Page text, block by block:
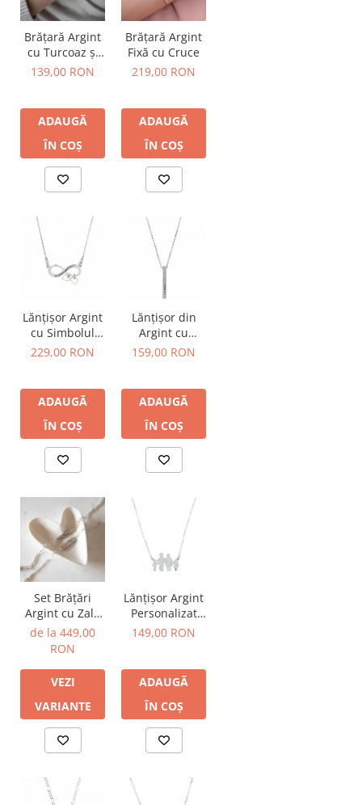
Bănuț Moț Personalizat
Seturi Brățări Personalizate
Seturi Lănțișoare Personalizate
Cadouri Corporate
Cercei Argint
Coliere Argint
Seturi Argint
Accesorii
Portofele
CARD CADOU
Brățară Argint
cu Turcoaz și
Fluturaș
139,00 RON
ADAUGĂ
ÎN COȘ
Brățară Argint
Fixă cu Cruce
219,00 RON
ADAUGĂ
ÎN COȘ
Lănțișor Argint
cu Simbolul
Infinit
229,00 RON
ADAUGĂ
ÎN COȘ
Lănțișor din
Argint cu
Pandantiv
159,00 RON
ADAUGĂ
ÎN COȘ
Set Brățări
Argint cu Zale
și Plăcuțe
Personalizate
de la 449,00
RON
VEZI
VARIANTE
Lănțișor Argint
Personalizat
Familie
149,00 RON
ADAUGĂ
ÎN COȘ